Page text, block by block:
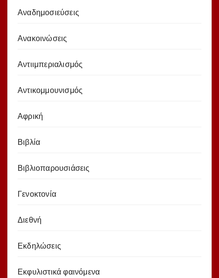
Αναδημοσιεύσεις
Ανακοινώσεις
Αντιιμπεριαλισμός
Αντικομμουνισμός
Αφρική
Βιβλία
Βιβλιοπαρουσιάσεις
Γενοκτονία
Διεθνή
Εκδηλώσεις
Εκφυλιστικά φαινόμενα